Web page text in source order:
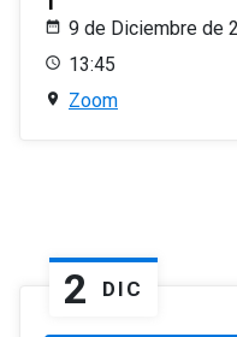
9 de Diciembre de
13:45
Zoom
2 DIC